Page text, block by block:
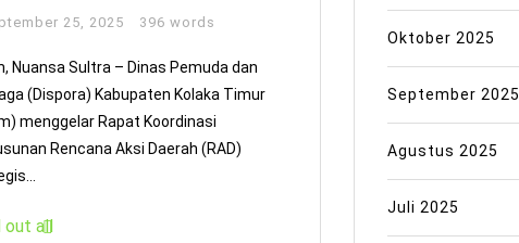
25, 2025 396 words
Nuansa Sultra – Dinas Pemuda dan
(Dispora) Kabupaten Kolaka Timur
menggelar Rapat Koordinasi
Rencana Aksi Daerah (RAD)
out all
Oktober 2025
September 2025
Agustus 2025
Juli 2025